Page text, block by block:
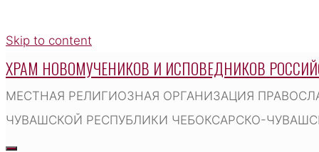
Skip to content
ХРАМ НОВОМУЧЕНИКОВ И ИСПОВЕДНИКОВ
МЕСТНАЯ РЕЛИГИОЗНАЯ ОРГАНИЗАЦИЯ
ЧУВАШСКОЙ РЕСПУБЛИКИ ЧЕБОКСАРСКО-